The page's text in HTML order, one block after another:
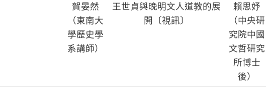
賀晏然
（東南大
學歷史學
系講師）
王世貞與晚明文人道教的展
開〔視訊〕
賴思妤
（中央研
究院中國
文哲研究
所博士
後）